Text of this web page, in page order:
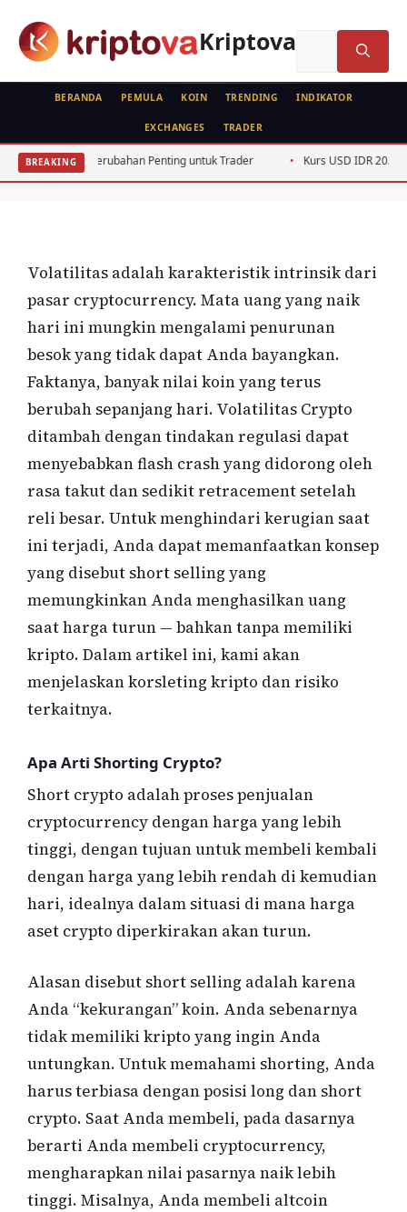
Kriptova
BERANDA PEMULA KOIN TRENDING INDIKATOR
EXCHANGES TRADER
BREAKING
Penting untuk Trader Kurs USD IDR 2026: 5 Faktor Penggerak
FEATURED
Cara Short Crypto: Untung Selama
Crash dan Retracement
Volatilitas adalah karakteristik intrinsik dari
pasar cryptocurrency. Mata uang yang naik
hari ini mungkin mengalami penurunan
besok yang tidak dapat Anda bayangkan.
Faktanya, banyak nilai koin yang terus
berubah sepanjang hari. Volatilitas Crypto
ditambah dengan tindakan regulasi dapat
menyebabkan flash crash yang didorong oleh
rasa takut dan sedikit retracement setelah
reli besar. Untuk menghindari kerugian saat
ini terjadi, Anda dapat memanfaatkan konsep
yang disebut short selling yang
memungkinkan Anda menghasilkan uang
saat harga turun — bahkan tanpa memiliki
kripto. Dalam artikel ini, kami akan
menjelaskan korsleting kripto dan risiko
terkaitnya.
Apa Arti Shorting Crypto?
Short crypto adalah proses penjualan
cryptocurrency dengan harga yang lebih
tinggi, dengan tujuan untuk membeli kembali
dengan harga yang lebih rendah di kemudian
hari, idealnya dalam situasi di mana harga
aset crypto diperkirakan akan turun.
Alasan disebut short selling adalah karena
Anda “kekurangan” koin. Anda sebenarnya
tidak memiliki kripto yang ingin Anda
untungkan. Untuk memahami shorting, Anda
harus terbiasa dengan posisi long dan short
crypto. Saat Anda membeli, pada dasarnya
berarti Anda membeli cryptocurrency,
mengharapkan nilai pasarnya naik lebih
tinggi. Misalnya, Anda membeli altcoin